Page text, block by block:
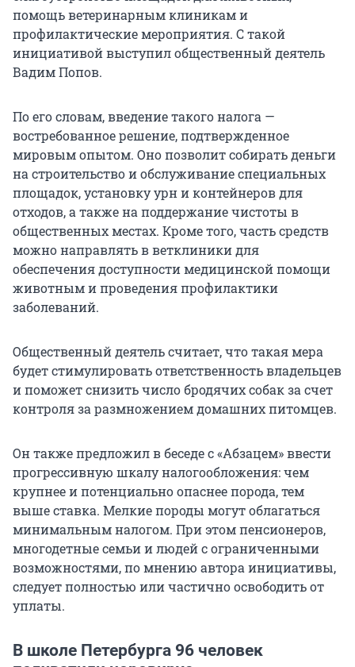
помощь ветеринарным клиникам и
профилактические мероприятия. С такой
инициативой выступил общественный деятель
Вадим Попов.
По его словам, введение такого налога —
востребованное решение, подтвержденное
мировым опытом. Оно позволит собирать деньги
на строительство и обслуживание специальных
площадок, установку урн и контейнеров для
отходов, а также на поддержание чистоты в
общественных местах. Кроме того, часть средств
можно направлять в ветклиники для
обеспечения доступности медицинской помощи
животным и проведения профилактики
заболеваний.
Общественный деятель считает, что такая мера
будет стимулировать ответственность владельцев
и поможет снизить число бродячих собак за счет
контроля за размножением домашних питомцев.
Он также предложил в беседе с «Абзацем» ввести
прогрессивную шкалу налогообложения: чем
крупнее и потенциально опаснее порода, тем
выше ставка. Мелкие породы могут облагаться
минимальным налогом. При этом пенсионеров,
многодетные семьи и людей с ограниченными
возможностями, по мнению автора инициативы,
следует полностью или частично освободить от
уплаты.
В школе Петербурга 96 человек